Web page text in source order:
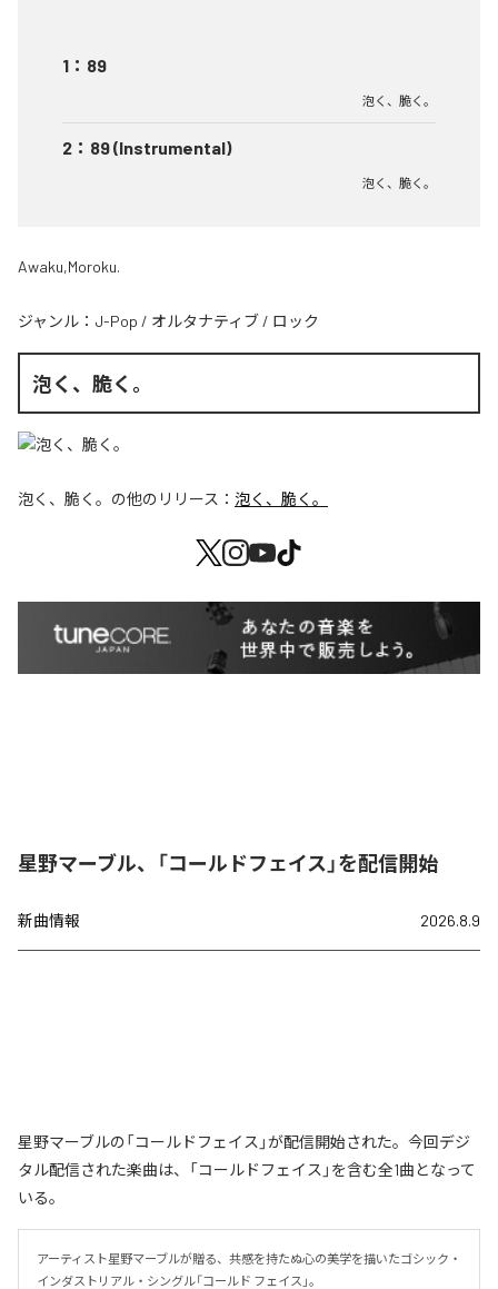
1 ： 89
泡く、脆く。
2 ： 89 (Instrumental)
泡く、脆く。
Awaku,Moroku.
ジャンル： J-Pop / オルタナティブ / ロック
泡く、脆く。
泡く、脆く。 の他のリリース： 泡く、脆く。
星野マーブル、「コールドフェイス」を配信開始
新曲情報 2026.8.9
星野マーブルの「コールドフェイス」が配信開始された。今回デジ
タル配信された楽曲は、「コールドフェイス」を含む全1曲となって
いる。
アーティスト星野マーブルが贈る、共感を持たぬ心の美学を描いたゴシック・
インダストリアル・シングル「コールド フェイス」。